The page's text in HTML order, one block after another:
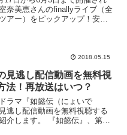
奈美恵さんのfinallyライブ（全
アー）をピックアップ！安室
2018.05.15
見逃し配信動画を無料視
法！再放送はいつ？
ラマ『如懿伝（にょいで
逃し配信動画を無料視聴する
介します。 『如懿伝』、第1